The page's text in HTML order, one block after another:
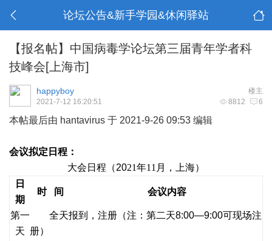
论坛公告&新手学园&休闲驿站
【报名帖】中国病毒学论坛第三届青年学者科
技峰会[上海市]
楼主
happyboy
8812 6
2021-7-12 16:20:51
本帖最后由 hantavirus 于 2021-9-26 09:53 编辑
会议拟定日程：
大会日程（2021年1 1 月 ，上海）
日
期
时 间 会议内容
第一
天
全天报到，注册（注：第二天8:00—9:00可现场注
册）